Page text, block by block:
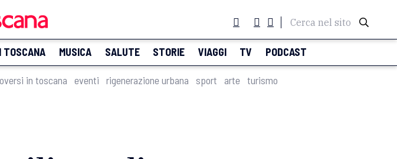
Cerca nel sito
TOSCANA MUSICA SALUTE STORIE VIAGGI TV PODCAST
in toscana eventi rigenerazione urbana sport arte turismo